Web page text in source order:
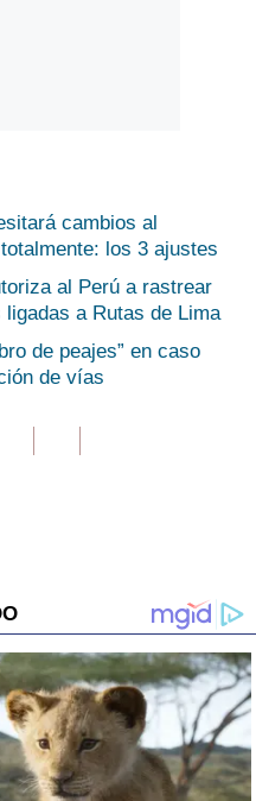
cambios al
los 3 ajustes
al Perú a rastrear
a Rutas de Lima
de peajes” en caso
de vías